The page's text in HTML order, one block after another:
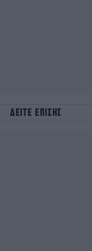
ΔΕΙΤΕ ΕΠΙΣΗΣ